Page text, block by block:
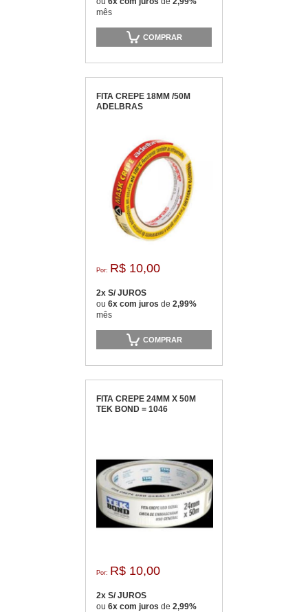
mês
COMPRAR
FITA CREPE 18MM /50M
ADELBRAS
Por: R$ 10,00
2x S/ JUROS
ou 6x com juros de 2,99%
mês
COMPRAR
FITA CREPE 24MM X 50M
TEK BOND = 1046
Por: R$ 10,00
2x S/ JUROS
ou 6x com juros de 2,99%